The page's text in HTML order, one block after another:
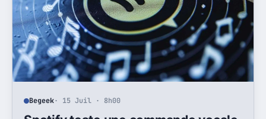
Begeek· 15 Juil · 8h00